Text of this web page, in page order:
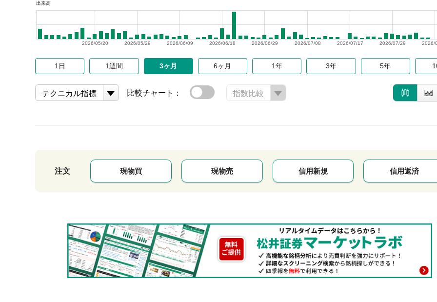
出来高
2026/
2026/07/29
2026/07/17
2026/07/08
2026/06/29
2026/06/18
2026/06/09
2026/05/29
2026/05/20
1日 1週間 3ヶ月 6ヶ月 1年 3年 5年
テクニカル指標 比較チャート： 指数比較
注文 現物買 現物売 信用新規 信用返済